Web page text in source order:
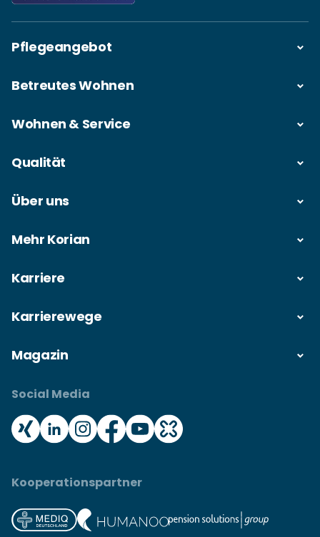
Pflegeangebot
Betreutes Wohnen
Wohnen & Service
Qualität
Über uns
Mehr Korian
Karriere
Karrierewege
Magazin
Social Media
Kooperationspartner